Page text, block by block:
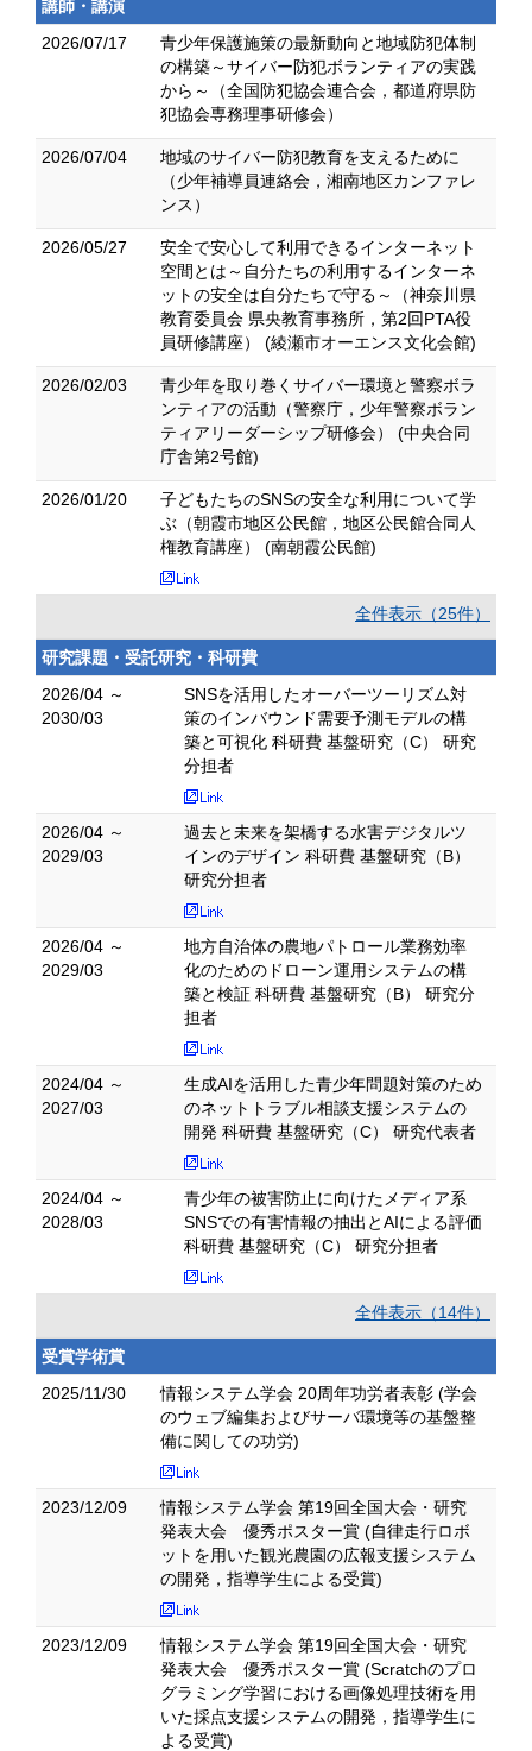
講師・講演
2026/07/17
青少年保護施策の最新動向と地域防犯体制
の構築～サイバー防犯ボランティアの実践
から～（全国防犯協会連合会，都道府県防
犯協会専務理事研修会）
2026/07/04
地域のサイバー防犯教育を支えるために
（少年補導員連絡会，湘南地区カンファレ
ンス）
2026/05/27
安全で安心して利用できるインターネット
空間とは～自分たちの利用するインターネ
ットの安全は自分たちで守る～（神奈川県
教育委員会 県央教育事務所，第2回PTA役
員研修講座） (綾瀬市オーエンス文化会館)
2026/02/03
青少年を取り巻くサイバー環境と警察ボラ
ンティアの活動（警察庁，少年警察ボラン
ティアリーダーシップ研修会） (中央合同
庁舎第2号館)
2026/01/20
子どもたちのSNSの安全な利用について学
ぶ（朝霞市地区公民館，地区公民館合同人
権教育講座） (南朝霞公民館)
全件表示（25件）
研究課題・受託研究・科研費
2026/04 ～
2030/03
SNSを活用したオーバーツーリズム対
策のインバウンド需要予測モデルの構
築と可視化 科研費 基盤研究（C） 研究
分担者
2026/04 ～
2029/03
過去と未来を架橋する水害デジタルツ
インのデザイン 科研費 基盤研究（B）
研究分担者
2026/04 ～
2029/03
地方自治体の農地パトロール業務効率
化のためのドローン運用システムの構
築と検証 科研費 基盤研究（B） 研究分
担者
2024/04 ～
2027/03
生成AIを活用した青少年問題対策のため
のネットトラブル相談支援システムの
開発 科研費 基盤研究（C） 研究代表者
2024/04 ～
2028/03
青少年の被害防止に向けたメディア系
SNSでの有害情報の抽出とAIによる評価
科研費 基盤研究（C） 研究分担者
全件表示（14件）
受賞学術賞
2025/11/30
情報システム学会 20周年功労者表彰 (学会
のウェブ編集およびサーバ環境等の基盤整
備に関しての功労)
2023/12/09
情報システム学会 第19回全国大会・研究
発表大会 優秀ポスター賞 (自律走行ロボ
ットを用いた観光農園の広報支援システム
の開発，指導学生による受賞)
2023/12/09
情報システム学会 第19回全国大会・研究
発表大会 優秀ポスター賞 (Scratchのプロ
グラミング学習における画像処理技術を用
いた採点支援システムの開発，指導学生に
よる受賞)